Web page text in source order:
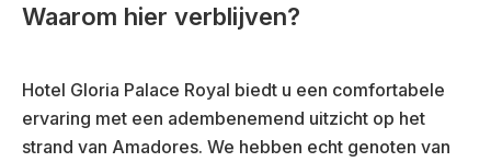
Waarom hier verblijven?
Hotel Gloria Palace Royal biedt u een comfortabele
ervaring met een adembenemend uitzicht op het
strand van Amadores. We hebben echt genoten van